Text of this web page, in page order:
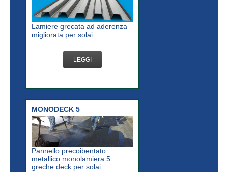
Lamiere grecata ad aderenza
migliorata per solai.
LEGGI
MONODECK 5
Pannello precoibentato
metallico monolamiera 5
greche deck per solai.